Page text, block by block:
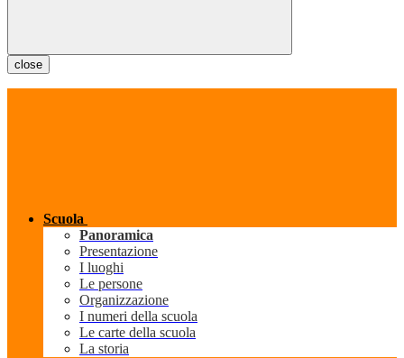
close
Scuola
Panoramica
Presentazione
I luoghi
Le persone
Organizzazione
I numeri della scuola
Le carte della scuola
La storia